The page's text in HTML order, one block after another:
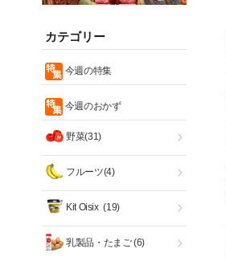
カテゴリー
今週の特集
今週のおかず
野菜(31)
フルーツ(4)
Kit Oisix (19)
乳製品・たまご(6)